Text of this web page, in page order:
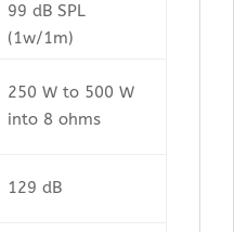
99 dB SPL
(1w/1m)
250 W to 500 W
into 8 ohms
129 dB